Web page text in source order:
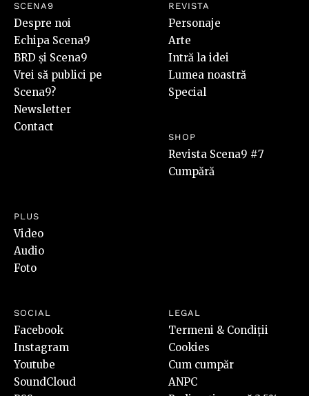
SCENA9
Despre noi
Echipa Scena9
BRD și Scena9
Vrei să publici pe
Scena9?
Newsletter
Contact
REVISTA
Personaje
Arte
Intră la idei
Lumea noastră
Special
SHOP
Revista Scena9 #7
Cumpără
PLUS
Video
Audio
Foto
SOCIAL
Facebook
Instagram
Youtube
SoundCloud
LEGAL
Termeni & Condiții
Cookies
Cum cumpăr
ANPC